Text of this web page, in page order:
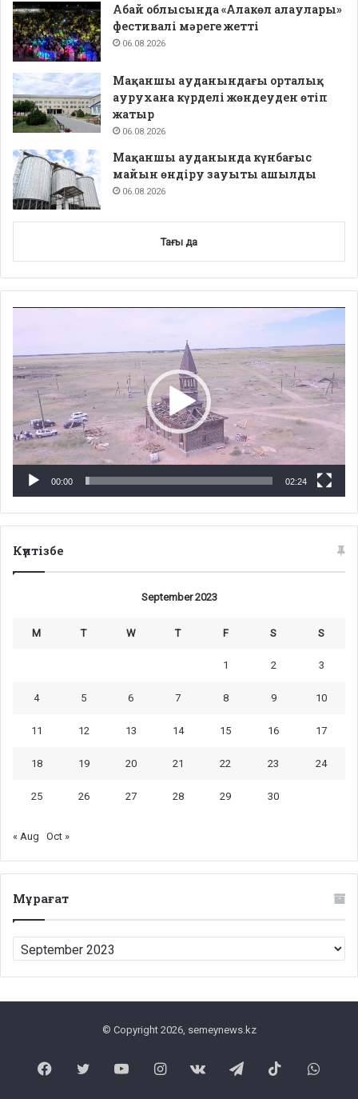
Абай облысында «Алакөл алаулары»
фестивалі мәреге жетті
06.08.2026
Мақаншы ауданындағы орталық
аурухана күрделі жөндеуден өтіп
жатыр
06.08.2026
Мақаншы ауданында күнбағыс
майын өндіру зауыты ашылды
06.08.2026
Тағы да
00:00 02:24
Күнтізбе
September 2023
M T W T F S S
1 2 3
4 5 6 7 8 9 10
11 12 13 14 15 16 17
18 19 20 21 22 23 24
25 26 27 28 29 30
« Aug Oct »
Мұрағат
Мұрағат
© Copyright 2026, semeynews.kz
FacebookTwitterYouTubeInstagramvk.comTelegramTikTok